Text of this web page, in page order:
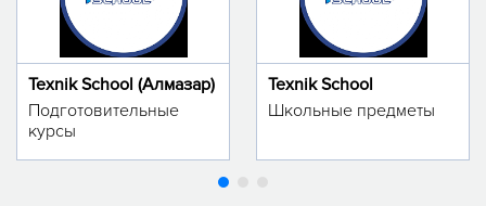
Texnik School (Алмазар)
Подготовительные
курсы
Texnik School
Школьные предметы